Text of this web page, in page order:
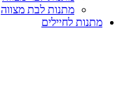
מתנות לבת מצווה
מתנות לחיילים